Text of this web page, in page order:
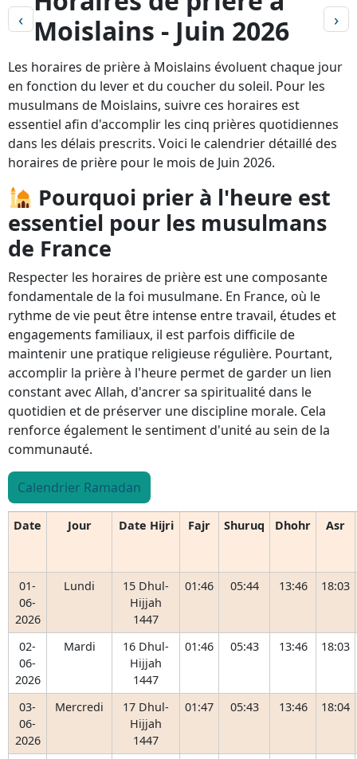
‹ Moislains - Juin 2026
›
Les horaires de prière à Moislains évoluent chaque jour
en fonction du lever et du coucher du soleil. Pour les
musulmans de Moislains, suivre ces horaires est
essentiel afin d'accomplir les cinq prières quotidiennes
dans les délais prescrits. Voici le calendrier détaillé des
horaires de prière pour le mois de Juin 2026.
Pourquoi prier à l'heure est
essentiel pour les musulmans
de France
Respecter les horaires de prière est une composante
fondamentale de la foi musulmane. En France, où le
rythme de vie peut être intense entre travail, études et
engagements familiaux, il est parfois difficile de
maintenir une pratique religieuse régulière. Pourtant,
accomplir la prière à l'heure permet de garder un lien
constant avec Allah, d'ancrer sa spiritualité dans le
quotidien et de préserver une discipline morale. Cela
renforce également le sentiment d'unité au sein de la
communauté.
Calendrier Ramadan
Date Jour Date Hijri Fajr Shuruq Dhohr Asr
01-
06-
2026
Lundi
15 Dhul-
Hijjah
1447
01:46 05:44 13:46 18:03
02-
06-
2026
Mardi
16 Dhul-
Hijjah
1447
01:46 05:43 13:46 18:03
03-
06-
2026
Mercredi
17 Dhul-
Hijjah
1447
01:47 05:43 13:46 18:04